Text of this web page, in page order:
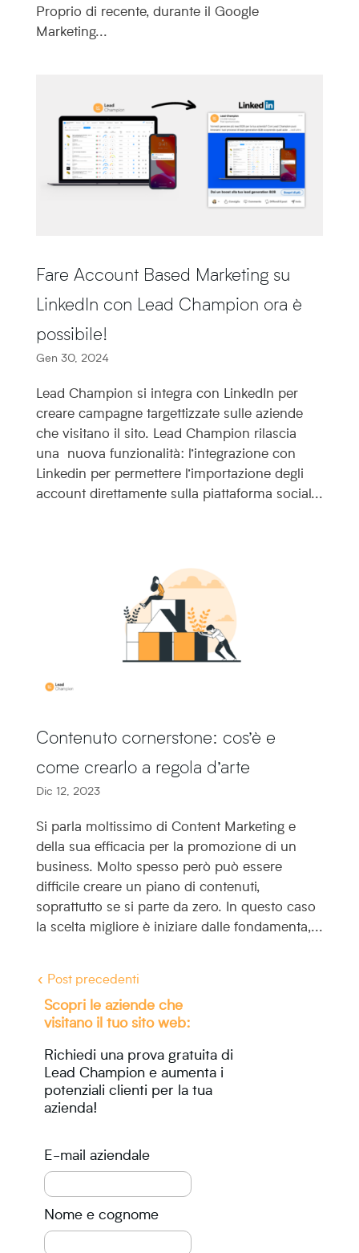
Proprio di recente, durante il Google
Marketing...
Fare Account Based Marketing su
LinkedIn con Lead Champion ora è
possibile!
Gen 30, 2024
Lead Champion si integra con LinkedIn per
creare campagne targettizzate sulle aziende
che visitano il sito. Lead Champion rilascia
una nuova funzionalità: l’integrazione con
Linkedin per permettere l’importazione degli
account direttamente sulla piattaforma social...
Contenuto cornerstone: cos’è e
come crearlo a regola d’arte
Dic 12, 2023
Si parla moltissimo di Content Marketing e
della sua efficacia per la promozione di un
business. Molto spesso però può essere
difficile creare un piano di contenuti,
soprattutto se si parte da zero. In questo caso
la scelta migliore è iniziare dalle fondamenta,...
« Post precedenti
Scopri le aziende che
visitano il tuo sito web:
Richiedi una prova gratuita di
Lead Champion e aumenta i
potenziali clienti per la tua
azienda!
E-mail aziendale
Nome e cognome